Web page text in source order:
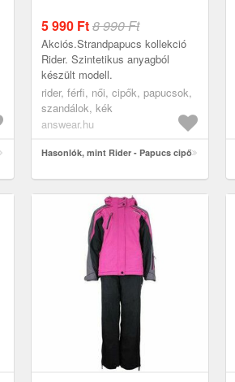
5 990 Ft8 990 Ft
Akciós.Strandpapucs kollekció
Rider. Szintetikus anyagból
készült modell.
rider, férfi, női, cipők, papucsok,
szandálok, kék
answear.hu
Hasonlók, mint Rider - Papucs cipő